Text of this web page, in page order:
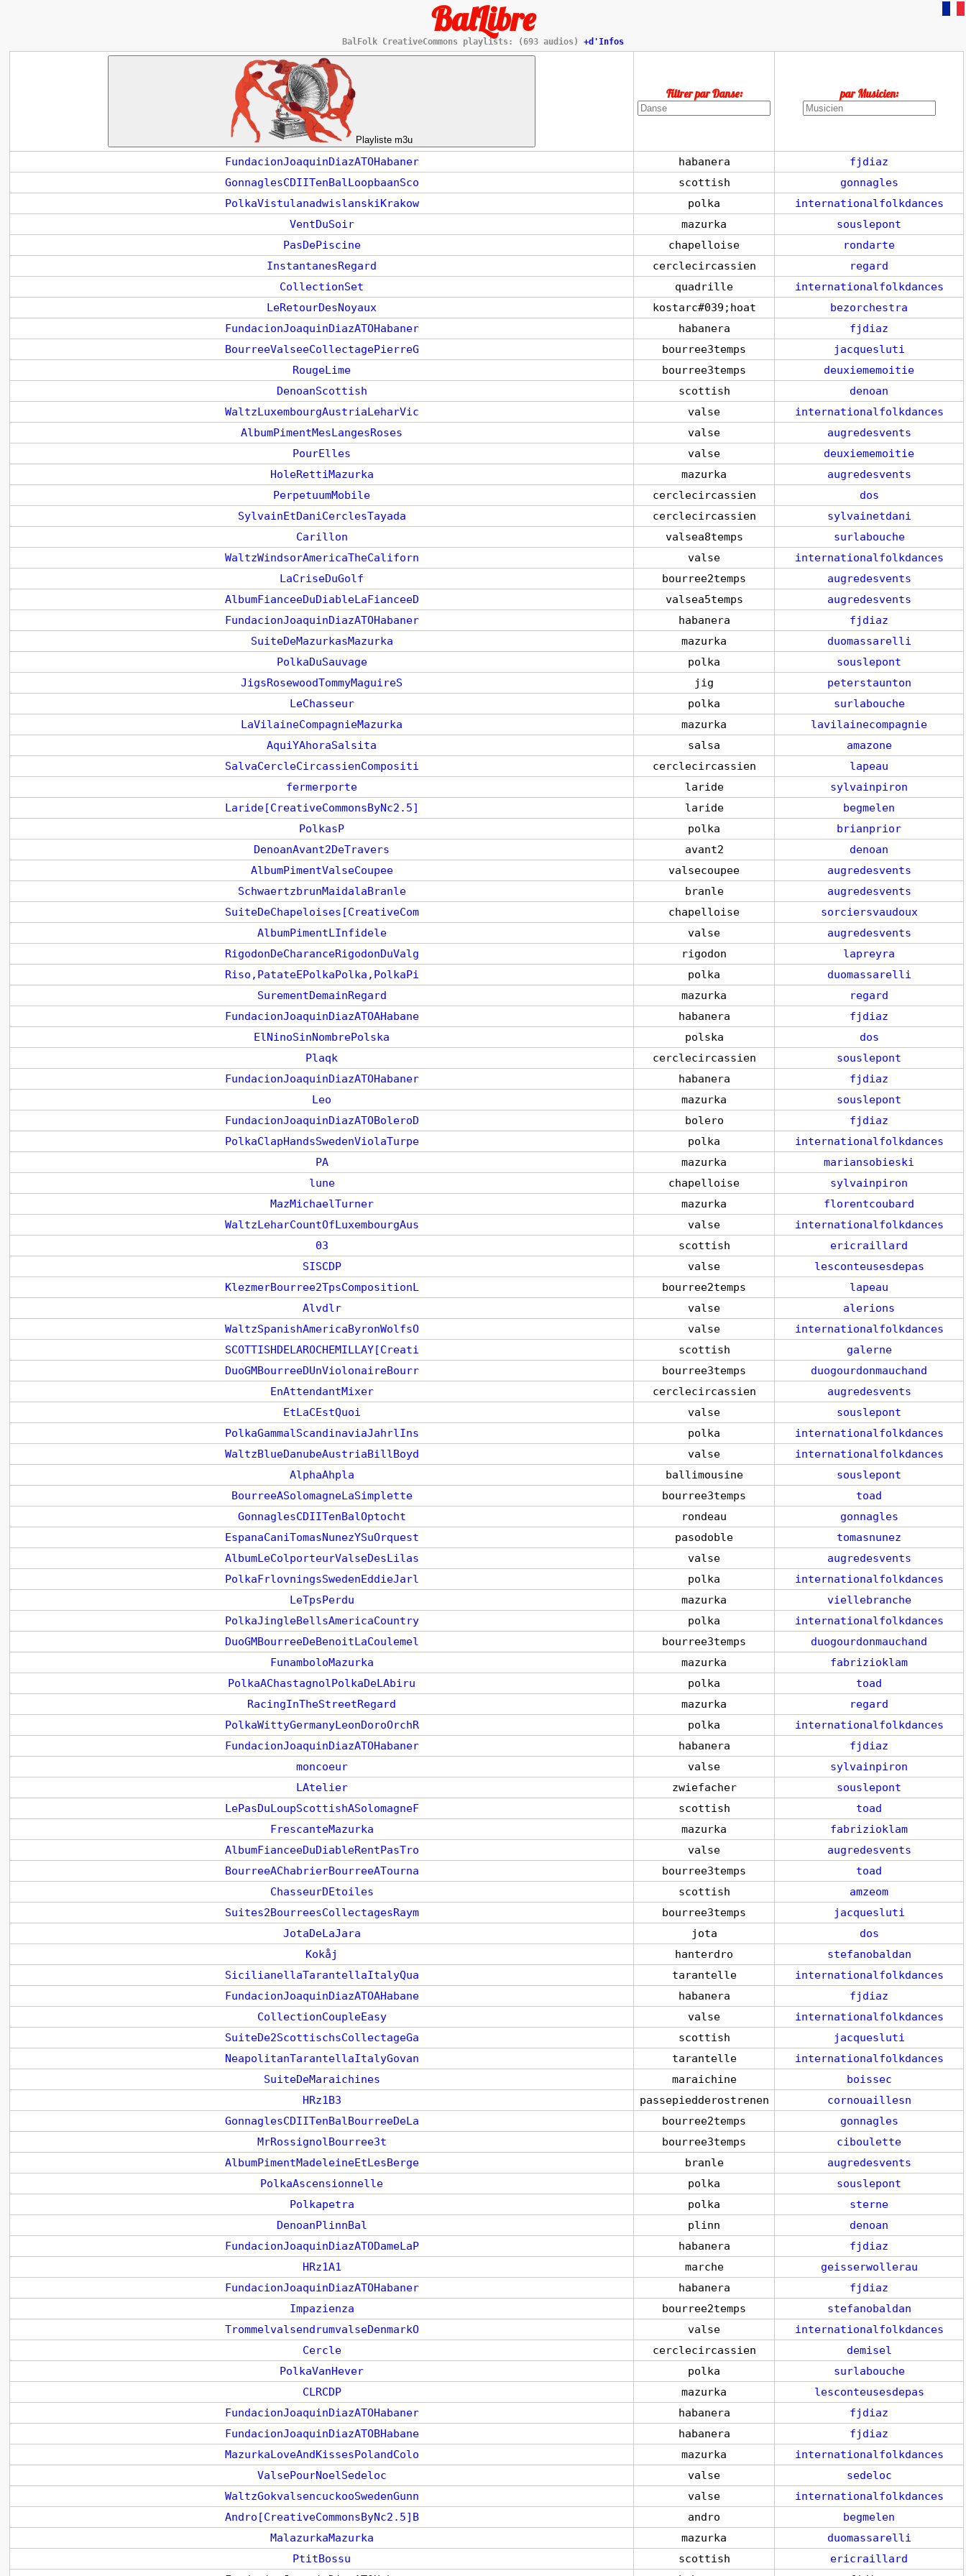
BalLibre
BalFolk CreativeCommons playlists: (693 audios) +d'Infos
Playliste m3u
Filtrer par Danse: par Musicien:
FundacionJoaquinDiazATOHabaner habanera
fjdiaz
GonnaglesCDIITenBalLoopbaanSco
scottish
gonnagles
PolkaVistulanadwislanskiKrakow
polka
internationalfolkdances
VentDuSoir
mazurka
souslepont
PasDePiscine
chapelloise
rondarte
InstantanesRegard
cerclecircassien
regard
CollectionSet
quadrille
internationalfolkdances
LeRetourDesNoyaux
kostarc#039;hoat
bezorchestra
FundacionJoaquinDiazATOHabaner
habanera
fjdiaz
BourreeValseeCollectagePierreG
bourree3temps
jacquesluti
RougeLime
bourree3temps
deuxiememoitie
DenoanScottish
scottish
denoan
WaltzLuxembourgAustriaLeharVic
valse
internationalfolkdances
AlbumPimentMesLangesRoses
valse
augredesvents
PourElles
valse
deuxiememoitie
HoleRettiMazurka
mazurka
augredesvents
PerpetuumMobile
cerclecircassien
dos
SylvainEtDaniCerclesTayada
cerclecircassien
sylvainetdani
Carillon
valsea8temps
surlabouche
WaltzWindsorAmericaTheCaliforn
valse
internationalfolkdances
LaCriseDuGolf
bourree2temps
augredesvents
AlbumFianceeDuDiableLaFianceeD
valsea5temps
augredesvents
FundacionJoaquinDiazATOHabaner
habanera
fjdiaz
SuiteDeMazurkasMazurka
mazurka
duomassarelli
PolkaDuSauvage
polka
souslepont
JigsRosewoodTommyMaguireS
jig
peterstaunton
LeChasseur
polka
surlabouche
LaVilaineCompagnieMazurka
mazurka
lavilainecompagnie
AquiYAhoraSalsita
salsa
amazone
SalvaCercleCircassienCompositi
cerclecircassien
lapeau
fermerporte
laride
sylvainpiron
Laride[CreativeCommonsByNc2.5]
laride
begmelen
PolkasP
polka
brianprior
DenoanAvant2DeTravers
avant2
denoan
AlbumPimentValseCoupee
valsecoupee
augredesvents
SchwaertzbrunMaidalaBranle
branle
augredesvents
SuiteDeChapeloises[CreativeCom
chapelloise
sorciersvaudoux
AlbumPimentLInfidele
valse
augredesvents
RigodonDeCharanceRigodonDuValg
rigodon
lapreyra
Riso,PatateEPolkaPolka,PolkaPi
polka
duomassarelli
SurementDemainRegard
mazurka
regard
FundacionJoaquinDiazATOAHabane
habanera
fjdiaz
ElNinoSinNombrePolska
polska
dos
Plaqk
cerclecircassien
souslepont
FundacionJoaquinDiazATOHabaner
habanera
fjdiaz
Leo
mazurka
souslepont
FundacionJoaquinDiazATOBoleroD
bolero
fjdiaz
PolkaClapHandsSwedenViolaTurpe
polka
internationalfolkdances
PA
mazurka
mariansobieski
lune
chapelloise
sylvainpiron
MazMichaelTurner
mazurka
florentcoubard
WaltzLeharCountOfLuxembourgAus
valse
internationalfolkdances
03
scottish
ericraillard
SISCDP
valse
lesconteusesdepas
KlezmerBourree2TpsCompositionL
bourree2temps
lapeau
Alvdlr
valse
alerions
WaltzSpanishAmericaByronWolfsO
valse
internationalfolkdances
SCOTTISHDELAROCHEMILLAY[Creati
scottish
galerne
DuoGMBourreeDUnViolonaireBourr
bourree3temps
duogourdonmauchand
EnAttendantMixer
cerclecircassien
augredesvents
EtLaCEstQuoi
valse
souslepont
PolkaGammalScandinaviaJahrlIns
polka
internationalfolkdances
WaltzBlueDanubeAustriaBillBoyd
valse
internationalfolkdances
AlphaAhpla
ballimousine
souslepont
BourreeASolomagneLaSimplette
bourree3temps
toad
GonnaglesCDIITenBalOptocht
rondeau
gonnagles
EspanaCaniTomasNunezYSuOrquest
pasodoble
tomasnunez
AlbumLeColporteurValseDesLilas
valse
augredesvents
PolkaFrlovningsSwedenEddieJarl
polka
internationalfolkdances
LeTpsPerdu
mazurka
viellebranche
PolkaJingleBellsAmericaCountry
polka
internationalfolkdances
DuoGMBourreeDeBenoitLaCoulemel
bourree3temps
duogourdonmauchand
FunamboloMazurka
mazurka
fabrizioklam
PolkaAChastagnolPolkaDeLAbiru
polka
toad
RacingInTheStreetRegard
mazurka
regard
PolkaWittyGermanyLeonDoroOrchR
polka
internationalfolkdances
FundacionJoaquinDiazATOHabaner
habanera
fjdiaz
moncoeur
valse
sylvainpiron
LAtelier
zwiefacher
souslepont
LePasDuLoupScottishASolomagneF
scottish
toad
FrescanteMazurka
mazurka
fabrizioklam
AlbumFianceeDuDiableRentPasTro
valse
augredesvents
BourreeAChabrierBourreeATourna
bourree3temps
toad
ChasseurDEtoiles
scottish
amzeom
Suites2BourreesCollectagesRaym
bourree3temps
jacquesluti
JotaDeLaJara
jota
dos
Kokåj
hanterdro
stefanobaldan
SicilianellaTarantellaItalyQua
tarantelle
internationalfolkdances
FundacionJoaquinDiazATOAHabane
habanera
fjdiaz
CollectionCoupleEasy
valse
internationalfolkdances
SuiteDe2ScottischsCollectageGa
scottish
jacquesluti
NeapolitanTarantellaItalyGovan
tarantelle
internationalfolkdances
SuiteDeMaraichines
maraichine
boissec
HRz1B3
passepiedderostrenen
cornouaillesn
GonnaglesCDIITenBalBourreeDeLa
bourree2temps
gonnagles
MrRossignolBourree3t
bourree3temps
ciboulette
AlbumPimentMadeleineEtLesBerge
branle
augredesvents
PolkaAscensionnelle
polka
souslepont
Polkapetra
polka
sterne
DenoanPlinnBal
plinn
denoan
FundacionJoaquinDiazATODameLaP
habanera
fjdiaz
HRz1A1
marche
geisserwollerau
FundacionJoaquinDiazATOHabaner
habanera
fjdiaz
Impazienza
bourree2temps
stefanobaldan
TrommelvalsendrumvalseDenmarkO
valse
internationalfolkdances
Cercle
cerclecircassien
demisel
PolkaVanHever
polka
surlabouche
CLRCDP
mazurka
lesconteusesdepas
FundacionJoaquinDiazATOHabaner
habanera
fjdiaz
FundacionJoaquinDiazATOBHabane
habanera
fjdiaz
MazurkaLoveAndKissesPolandColo
mazurka
internationalfolkdances
ValsePourNoelSedeloc
valse
sedeloc
WaltzGokvalsencuckooSwedenGunn
valse
internationalfolkdances
Andro[CreativeCommonsByNc2.5]B
andro
begmelen
MalazurkaMazurka
mazurka
duomassarelli
PtitBossu
scottish
ericraillard